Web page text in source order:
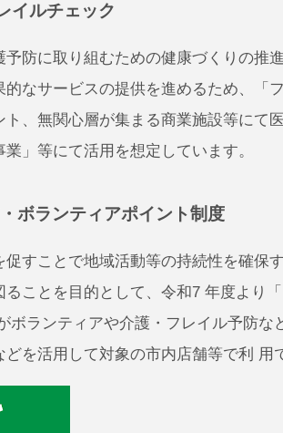
イルチェック
防に取り組むための健康づくりの推
的なサービスの提供を進めるため、
ト、無関心層が集まる商業施設等にて
」等にて活用を想定しています。
ボランティアポイント制度
すことで地域活動等の持続性を確保
ことを目的として、令和7 年度より
ボランティアや介護・フレイル予防
を活用して対象の市内店舗等で利 用